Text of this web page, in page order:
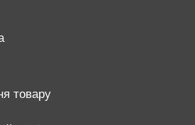
товару